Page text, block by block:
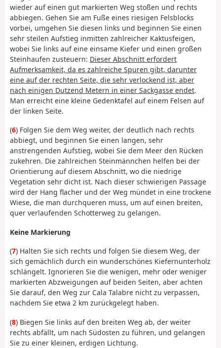
wieder auf einen gut markierten Weg stoßen und rechts
abbiegen. Gehen Sie am Fuße eines riesigen Felsblocks
vorbei, umgehen Sie diesen links und beginnen Sie einen
sehr steilen Aufstieg inmitten zahlreicher Kaktusfeigen,
wobei Sie links auf eine einsame Kiefer und einen großen
Steinhaufen zusteuern: Dieser Abschnitt erfordert
Aufmerksamkeit, da es zahlreiche Spuren gibt, darunter
eine auf der rechten Seite, die sehr verlockend ist, aber
nach einigen Dutzend Metern in einer Sackgasse endet.
Man erreicht eine kleine Gedenktafel auf einem Felsen auf
der linken Seite.
(6) Folgen Sie dem Weg weiter, der deutlich nach rechts
abbiegt, und beginnen Sie einen langen, sehr
anstrengenden Aufstieg, wobei Sie dem Meer den Rücken
zukehren. Die zahlreichen Steinmännchen helfen bei der
Orientierung auf diesem Abschnitt, wo die niedrige
Vegetation sehr dicht ist. Nach dieser schwierigen Passage
wird der Hang flacher und der Weg mündet in eine trockene
Wiese, die man durchqueren muss, um auf einen breiten,
quer verlaufenden Schotterweg zu gelangen.
Keine Markierung
(7) Halten Sie sich rechts und folgen Sie diesem Weg, der
sich gemächlich durch ein wunderschönes Kiefernunterholz
schlängelt. Ignorieren Sie die wenigen, mehr oder weniger
markierten Abzweigungen auf beiden Seiten, aber achten
Sie darauf, den Weg zur Cala Talabre nicht zu verpassen,
nachdem Sie etwa 2 km zurückgelegt haben.
(8) Biegen Sie links auf den breiten Weg ab, der weiter
rechts abfällt, um nach Südosten zu führen, und gelangen
Sie zu einer kleinen, erdigen Lichtung.